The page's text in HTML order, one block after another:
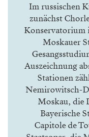
Im russischen
zunächst
Konservatorium
Moskauer
Auszeichnung
Stationen
Nemirowitsch-
Moskau, die
Bayerische
Capitole de